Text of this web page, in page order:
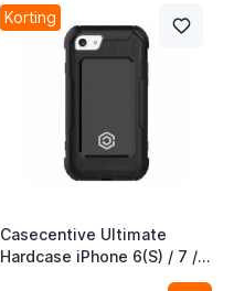
Korting
Casecentive Ultimate
Hardcase iPhone 6(S) / 7 / 8